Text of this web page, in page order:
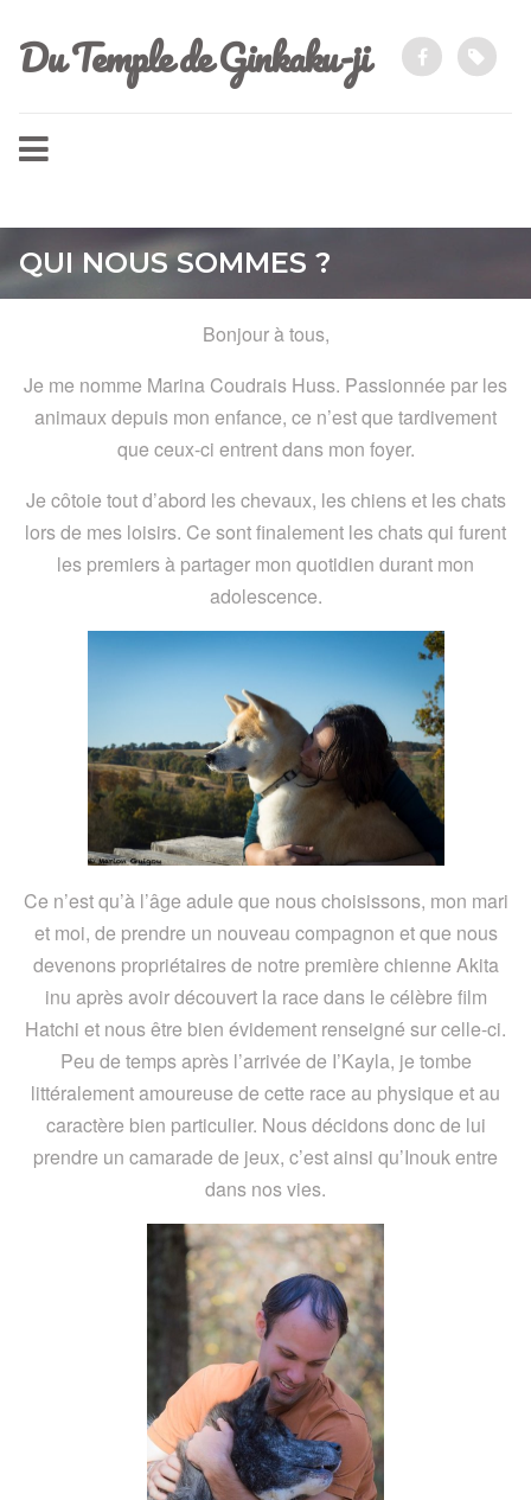
Du Temple de Ginkaku-ji
QUI NOUS SOMMES ?
Bonjour à tous,
Je me nomme Marina Coudrais Huss. Passionnée par les
animaux depuis mon enfance, ce n’est que tardivement
que ceux-ci entrent dans mon foyer.
Je côtoie tout d’abord les chevaux, les chiens et les chats
lors de mes loisirs. Ce sont finalement les chats qui furent
les premiers à partager mon quotidien durant mon
adolescence.
Ce n’est qu’à l’âge adule que nous choisissons, mon mari
et moi, de prendre un nouveau compagnon et que nous
devenons propriétaires de notre première chienne Akita
inu après avoir découvert la race dans le célèbre film
Hatchi et nous être bien évidement renseigné sur celle-ci.
Peu de temps après l’arrivée de I’Kayla, je tombe
littéralement amoureuse de cette race au physique et au
caractère bien particulier. Nous décidons donc de lui
prendre un camarade de jeux, c’est ainsi qu’Inouk entre
dans nos vies.